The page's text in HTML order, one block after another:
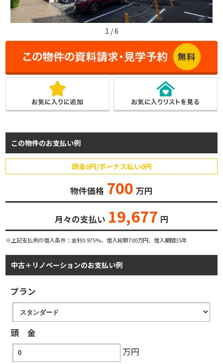
1 /6
この物件のお支払い例
頭金0円/ボーナス払い0円
物件価格 700 万円
月々の支払い 19,677 円
※上記支払例の借入条件：金利0.975%、借入総額700万円、借入期間35年
中古＋リノベーションのお支払い例
プラン
頭 金
万円